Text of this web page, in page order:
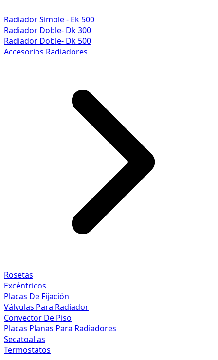
Radiador Simple - Ek 500
Radiador Doble- Dk 300
Radiador Doble- Dk 500
Accesorios Radiadores
Rosetas
Excéntricos
Placas De Fijación
Válvulas Para Radiador
Convector De Piso
Placas Planas Para Radiadores
Secatoallas
Termostatos